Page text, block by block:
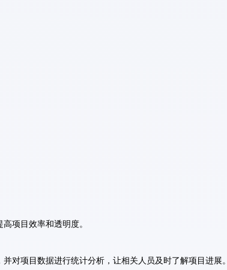
项目效率和透明度。
对项目数据进行统计分析，让相关人员及时了解项目进展。